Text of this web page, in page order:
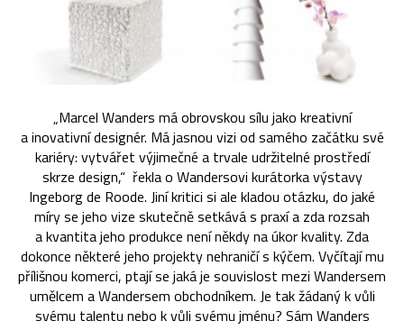
„Marcel Wanders má obrovskou sílu jako kreativní
a inovativní designér. Má jasnou vizi od samého začátku své
kariéry: vytvářet výjimečné a trvale udržitelné prostředí
skrze design,“ řekla o Wandersovi kurátorka výstavy
Ingeborg de Roode. Jiní kritici si ale kladou otázku, do jaké
míry se jeho vize skutečně setkává s praxí a zda rozsah
a kvantita jeho produkce není někdy na úkor kvality. Zda
dokonce některé jeho projekty nehraničí s kýčem. Vyčítají mu
přílišnou komerci, ptají se jaká je souvislost mezi Wandersem
umělcem a Wandersem obchodníkem. Je tak žádaný k vůli
svému talentu nebo k vůli svému jménu? Sám Wanders